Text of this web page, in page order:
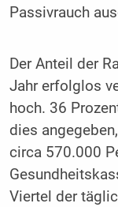
Passivrauch
Der Anteil der
Jahr erfolglos
hoch. 36
dies
circa 570.000
Viertel der